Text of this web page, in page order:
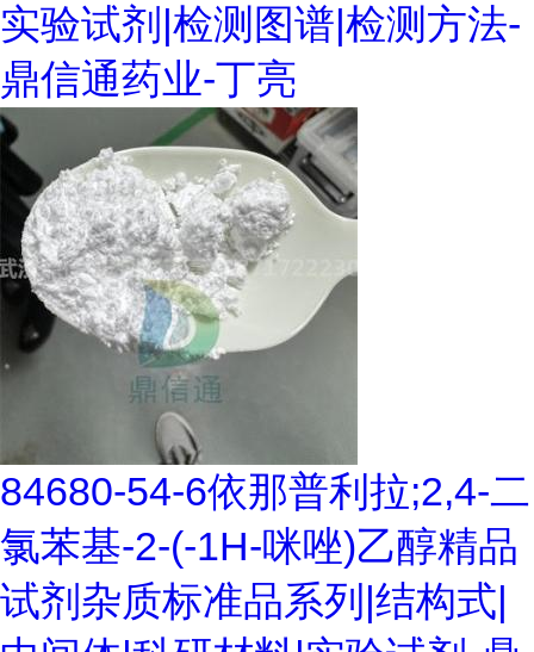
实验试剂|检测图谱|检测方法-
鼎信通药业-丁亮
84680-54-6依那普利拉;2,4-二
氯苯基-2-(-1H-咪唑)乙醇精品
试剂杂质标准品系列|结构式|